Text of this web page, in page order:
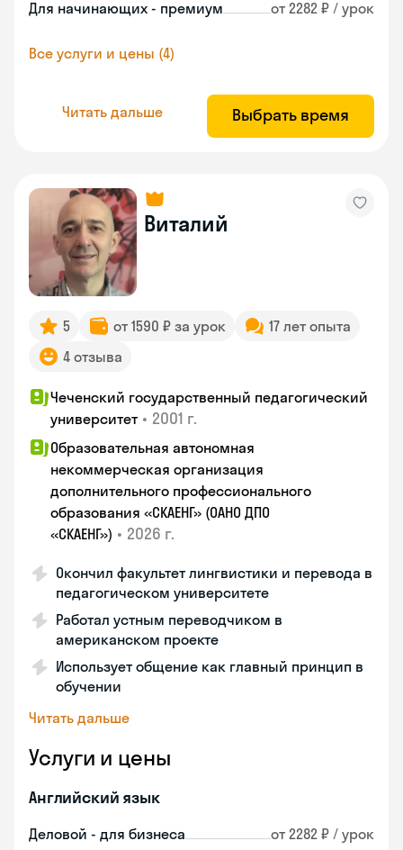
Для начинающих - премиум от 2282 ₽ / урок
Все услуги и цены (4)
Читать дальше Выбрать время
Виталий
5 от 1590 ₽ за урок
17 лет опыта
4 отзыва
Чеченский государственный педагогический
университет • 2001 г.
Образовательная автономная
некоммерческая организация
дополнительного профессионального
образования «СКАЕНГ» (ОАНО ДПО
«СКАЕНГ») • 2026 г.
Окончил факультет лингвистики и перевода в
педагогическом университете
Работал устным переводчиком в
американском проекте
Использует общение как главный принцип в
обучении
Читать дальше
Услуги и цены
Английский язык
Деловой - для бизнеса от 2282 ₽ / урок